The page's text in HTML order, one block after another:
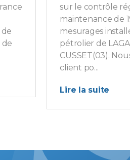
de
de
sur le contrôle
maintenance de
mesurages
pétrolier de
CUSSET(03).
client po...
Lire la suite